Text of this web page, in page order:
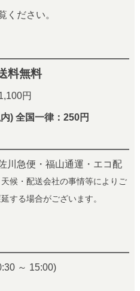
ください。
料無料
円
) 全国一律：250円
川急便・福山通運・エコ配
候・配送会社の事情等によりご
する場合がございます。
～ 15:00)